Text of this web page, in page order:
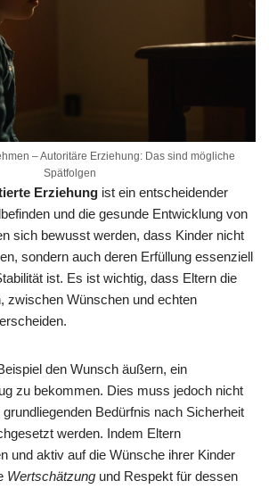
– Autoritäre Erziehung: Das sind mögliche
Spätfolgen
Erziehung ist ein entscheidender
und die gesunde Entwicklung von
sich bewusst werden, dass Kinder nicht
sondern auch deren Erfüllung essenziell
ist. Es ist wichtig, dass Eltern die
zwischen Wünschen und echten
den Wunsch äußern, ein
zu bekommen. Dies muss jedoch nicht
Bedürfnis nach Sicherheit
werden. Indem Eltern
und aktiv auf die Wünsche ihrer Kinder
Wertschätzung und Respekt für dessen